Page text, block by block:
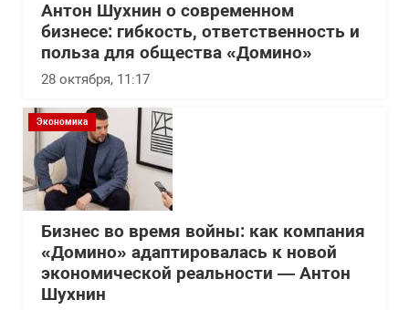
Антон Шухнин о современном
бизнесе: гибкость, ответственность и
польза для общества «Домино»
28 октября, 11:17
Экономика
Бизнес во время войны: как компания
«Домино» адаптировалась к новой
экономической реальности — Антон
Шухнин